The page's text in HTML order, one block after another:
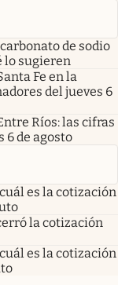
de sodio
lo sugieren
Fe en la
del jueves 6
Ríos: las cifras
6 de agosto
es la cotización
la cotización
es la cotización